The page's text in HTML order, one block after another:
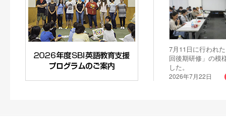
7月11日に行われ
回後期研修」の模
した。
2026年7月22日